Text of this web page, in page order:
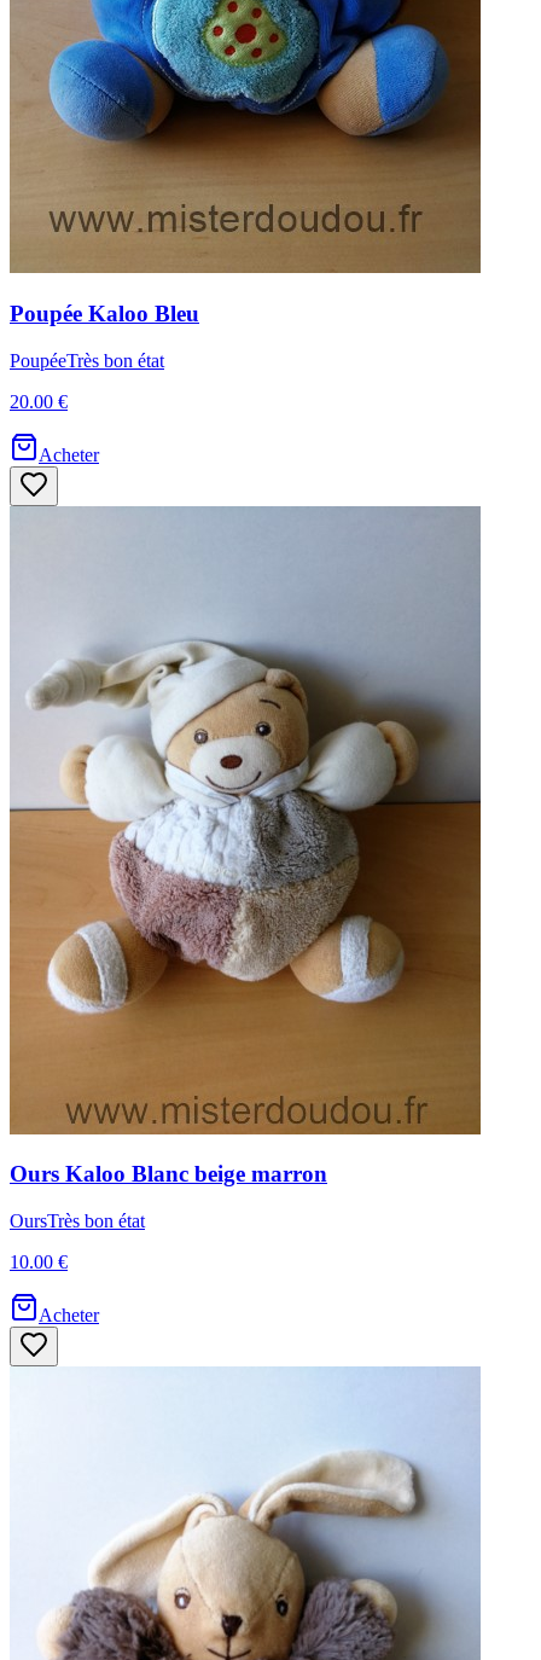
Poupée Kaloo Bleu
PoupéeTrès bon état
20.00 €
Acheter
Ours Kaloo Blanc beige marron
OursTrès bon état
10.00 €
Acheter